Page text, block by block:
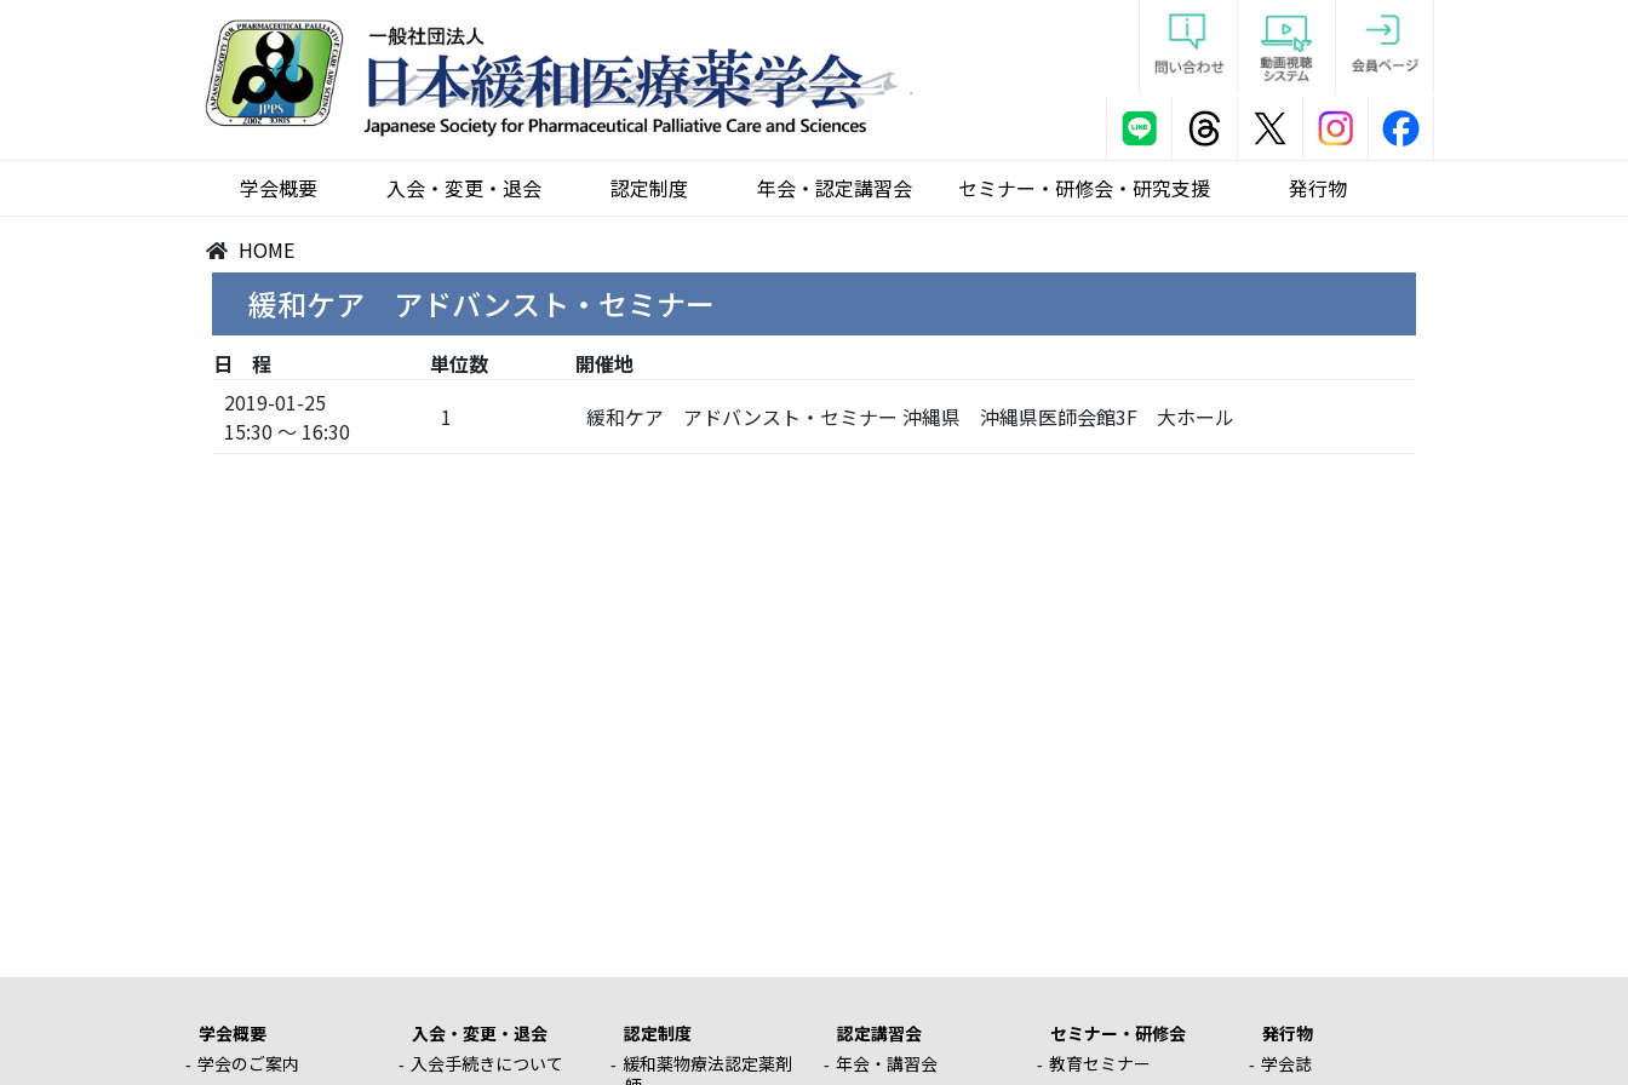
学会概要 入会・変更・退会 認定制度 年会・認定講習会 セミナー・研修会・研究支援 発行物
HOME
緩和ケア アドバンスト・セミナー
日 程 単位数
開催地
2019-01-25
15:30 ～ 16:30
1 緩和ケア アドバンスト・セミナー 沖縄県 沖縄県医師会館3F 大ホール
学会概要
学会のご案内
入会・変更・退会
入会手続きについて
認定制度
緩和薬物療法認定薬剤
認定講習会
年会・講習会
セミナー・研修会
教育セミナー
発行物
学会誌